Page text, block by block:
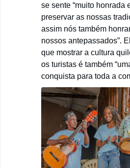
se sente “muito honrada
preservar as nossas
assim nós também
nossos antepassados”.
que mostrar a cultura
os turistas é também
conquista para toda a